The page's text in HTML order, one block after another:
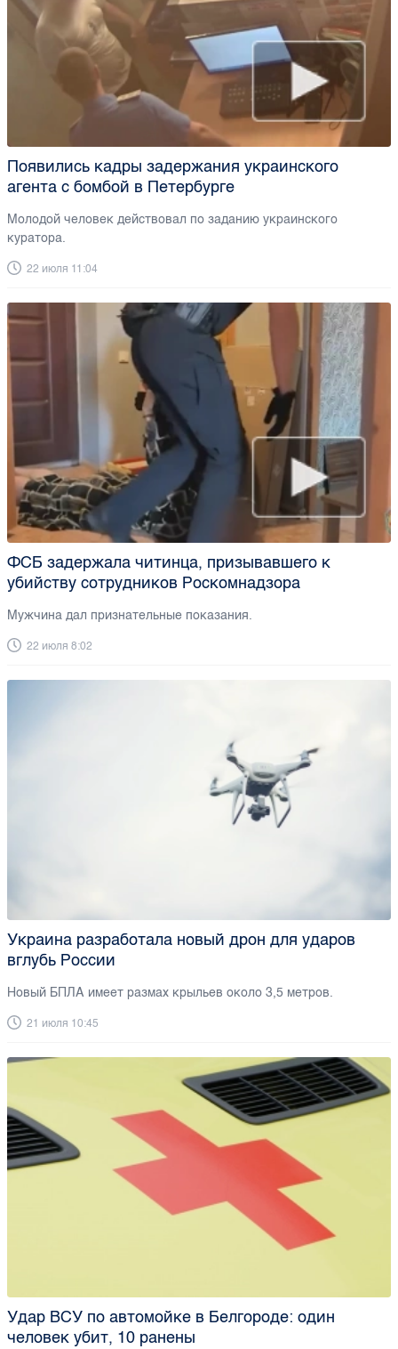
Появились кадры задержания украинского
агента с бомбой в Петербурге
Молодой человек действовал по заданию украинского
куратора.
22 июля 11:04
ФСБ задержала читинца, призывавшего к
убийству сотрудников Роскомнадзора
Мужчина дал признательные показания.
22 июля 8:02
Украина разработала новый дрон для ударов
вглубь России
Новый БПЛА имеет размах крыльев около 3,5 метров.
21 июля 10:45
Удар ВСУ по автомойке в Белгороде: один
человек убит, 10 ранены